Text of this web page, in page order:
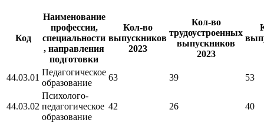
Код
Наименование
профессии,
специальности
, направления
подготовки
Кол-во
выпускников
2023
Кол-во
трудоустроенных
выпускников
2023
44.03.01
Педагогическое
образование
63 39 53
44.03.02
Психолого-
педагогическое
образование
42 26 40